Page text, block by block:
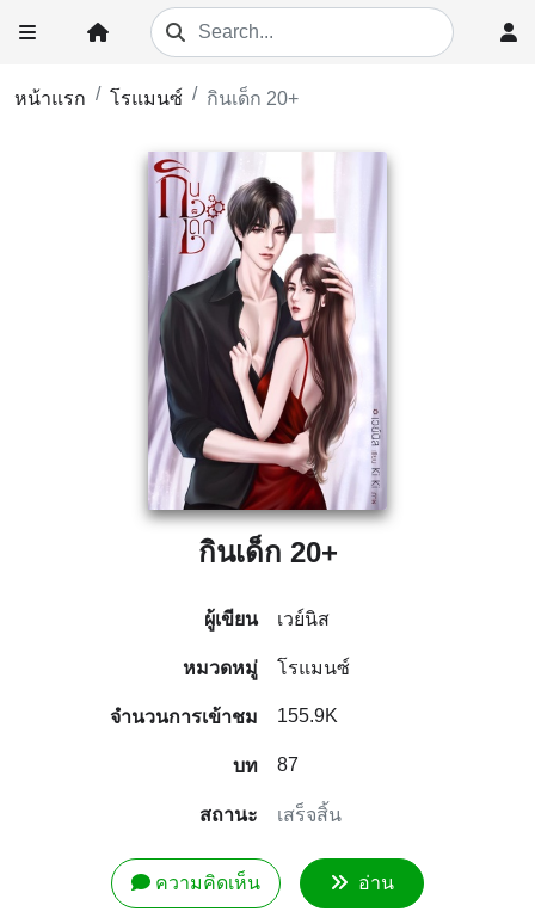
หน้าแรก โรแมนซ์ กินเด็ก 20+
กินเด็ก 20+
ผู้เขียน เวย์นิส
หมวดหมู่ โรแมนซ์
จำนวนการเข้าชม 155.9K
บท 87
สถานะ เสร็จสิ้น
ความคิดเห็น อ่าน